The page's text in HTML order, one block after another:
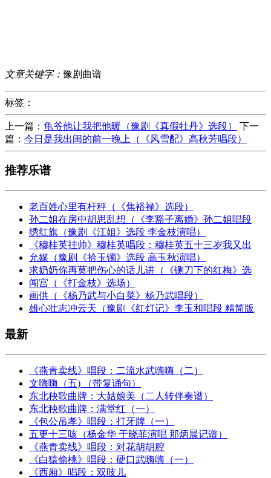
文章关键字： 豫剧曲谱
标签：
上一篇： 龟爷他让我把他暖（豫剧《真假牡丹》选段）
下一
篇： 今日是我出闺的前一晚上（《风雪配》高秋芳唱段）
推荐乐谱
老百姓心里有杆秤（《焦裕禄》选段）
孙二姐在房中胡思乱想（《李豁子离婚》孙二姐唱段
绣红旗（豫剧《江姐》选段 李金枝演唱）
《穆桂英挂帅》穆桂英唱段：穆桂英五十三岁我又出
允媒（豫剧《拾玉镯》选段 高玉秋演唱）
求奶奶你再莫把伤心的话儿讲（《铡刀下的红梅》选
闯宫（《打金枝》选场）
画供（《杨乃武与小白菜》杨乃武唱段）
雄心壮志冲云天（豫剧《红灯记》李玉和唱段 精简版
最新
《燕青卖线》唱段：二流水武嗨嗨（二）
文嗨嗨（五) （带复诵句）
东北秧歌曲牌：大姑娘美（二人转伴奏谱）
东北秧歌曲牌：满堂红（一）
《包公吊孝》唱段：打牙牌（一）
五更十三咳（杨金华 于晓菲演唱 那炳晨记谱）
《燕青卖线》唱段：对花胡胡腔
《白猿偷桃》唱段：硬口武嗨嗨（一）
《西厢》唱段：双吱儿